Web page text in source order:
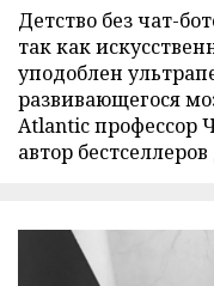
Детство без чат-
так как
уподоблен
развивающегося
Atlantic профессор
автор